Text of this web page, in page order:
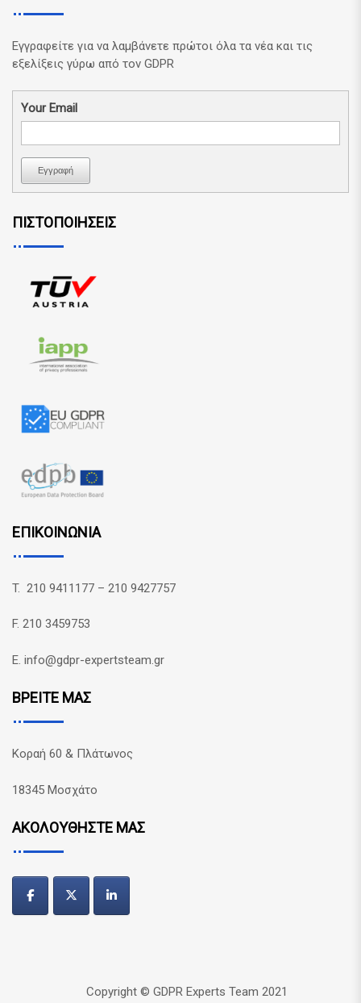
Εγγραφείτε για να λαμβάνετε πρώτοι όλα τα νέα και τις
εξελίξεις γύρω από τον GDPR
Your Email
Εγγραφή
ΠΙΣΤΟΠΟΙΗΣΕΙΣ
ΕΠΙΚΟΙΝΩΝΙΑ
T. 210 9411177 – 210 9427757
F. 210 3459753
E. info@gdpr-expertsteam.gr
ΒΡΕΙΤΕ ΜΑΣ
Κοραή 60 & Πλάτωνος
18345 Μοσχάτο
ΑΚΟΛΟΥΘΗΣΤΕ ΜΑΣ
Copyright © GDPR Experts Team 2021